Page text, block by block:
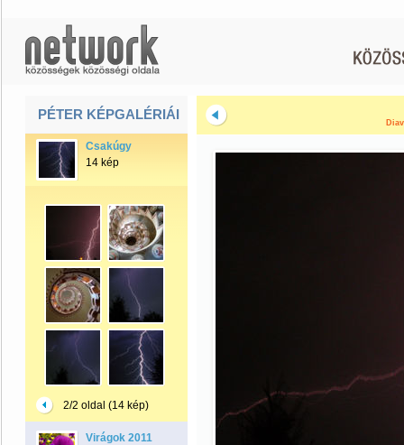
PÉTER KÉPGALÉRIÁI
Csakúgy
14 kép
2/2 oldal (14 kép)
Virágok 2011